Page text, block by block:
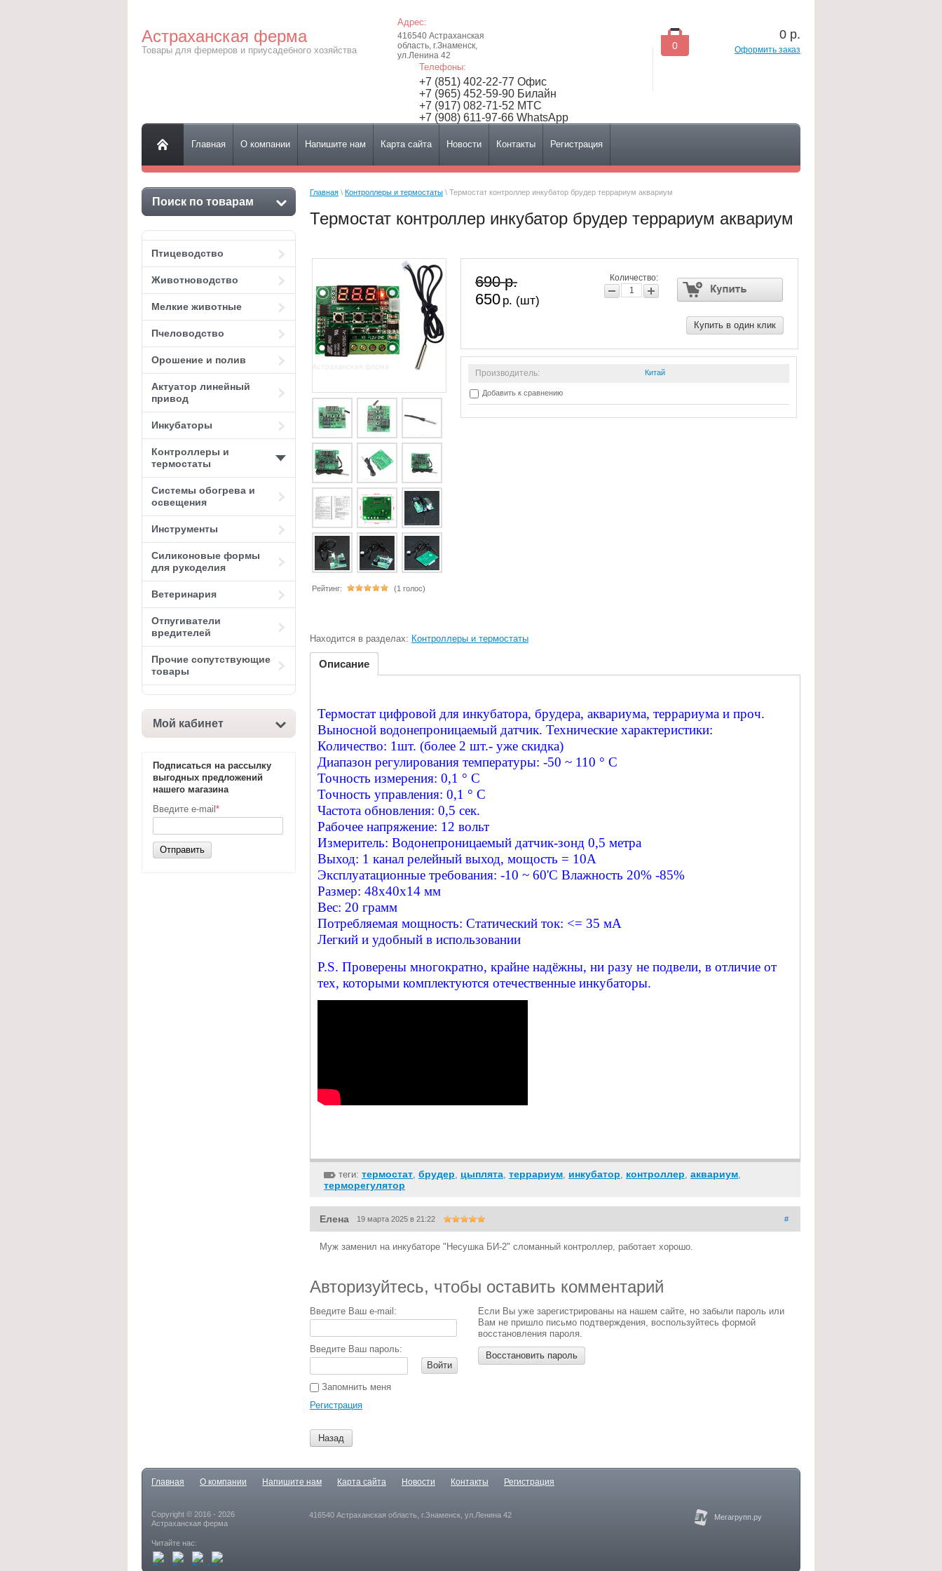
Астраханская ферма
Товары для фермеров и приусадебного хозяйства
Адрес:
416540 Астраханская
область, г.Знаменск,
ул.Ленина 42
Телефоны:
+7 (851) 402-22-77 Офис
+7 (965) 452-59-90 Билайн
+7 (917) 082-71-52 МТС
+7 (908) 611-97-66 WhatsApp
0
0 р.
Оформить заказ
Главная О компании Напишите нам Карта сайта Новости Контакты Регистрация
Поиск по товарам
Птицеводство
Животноводство
Мелкие животные
Пчеловодство
Орошение и полив
Актуатор линейный
привод
Инкубаторы
Контроллеры и
термостаты
Системы обогрева и
освещения
Инструменты
Силиконовые формы
для рукоделия
Ветеринария
Отпугиватели
вредителей
Прочие сопутствующие
товары
Мой кабинет
Подписаться на рассылку
выгодных предложений
нашего магазина
Введите e-mail *
Отправить
Главная \ Контроллеры и термостаты \ Термостат контроллер инкубатор брудер террариум аквариум
Термостат контроллер инкубатор брудер террариум аквариум
Рейтинг: (1 голос)
690 р.
650 р. (шт)
Количество:
Купить в один клик
Производитель: Китай
Добавить к сравнению
Находится в разделах: Контроллеры и термостаты
Описание
Термостат цифровой для инкубатора, брудера, аквариума, террариума и проч.
Выносной водонепроницаемый датчик. Технические характеристики:
Количество: 1шт. (более 2 шт.- уже скидка)
Диапазон регулирования температуры: -50 ~ 110 ° C
Точность измерения: 0,1 ° C
Точность управления: 0,1 ° C
Частота обновления: 0,5 сек.
Рабочее напряжение: 12 вольт
Измеритель: Водонепроницаемый датчик-зонд 0,5 метра
Выход: 1 канал релейный выход, мощость = 10A
Эксплуатационные требования: -10 ~ 60'C Влажность 20% -85%
Размер: 48х40х14 мм
Вес: 20 грамм
Потребляемая мощность: Статический ток: <= 35 мА
Легкий и удобный в использовании
P.S. Проверены многократно, крайне надёжны, ни разу не подвели, в отличие от
тех, которыми комплектуются отечественные инкубаторы.
теги: термостат, брудер, цыплята, террариум, инкубатор, контроллер, аквариум,
терморегулятор
Елена 19 марта 2025 в 21:22 #
Муж заменил на инкубаторе "Несушка БИ-2" сломанный контроллер, работает хорошо.
Авторизуйтесь, чтобы оставить комментарий
Введите Ваш e-mail:
Введите Ваш пароль:
Войти
Запомнить меня
Регистрация
Если Вы уже зарегистрированы на нашем сайте, но забыли пароль или
Вам не пришло письмо подтверждения, воспользуйтесь формой
восстановления пароля.
Восстановить пароль
Назад
Главная О компании Напишите нам Карта сайта Новости Контакты Регистрация
Copyright © 2016 - 2026
Астраханская ферма
Читайте нас:
416540 Астраханская область, г.Знаменск, ул.Ленина 42